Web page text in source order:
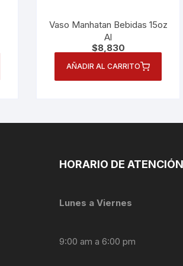
Vaso Manhatan Bebidas 15oz
Al
$8,830
AÑADIR AL CARRITO
HORARIO DE ATENCIÓN
Lunes a Viernes
9:00 am a 6:00 pm